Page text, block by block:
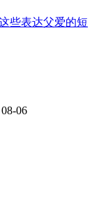
些表达父爱的短
08-06